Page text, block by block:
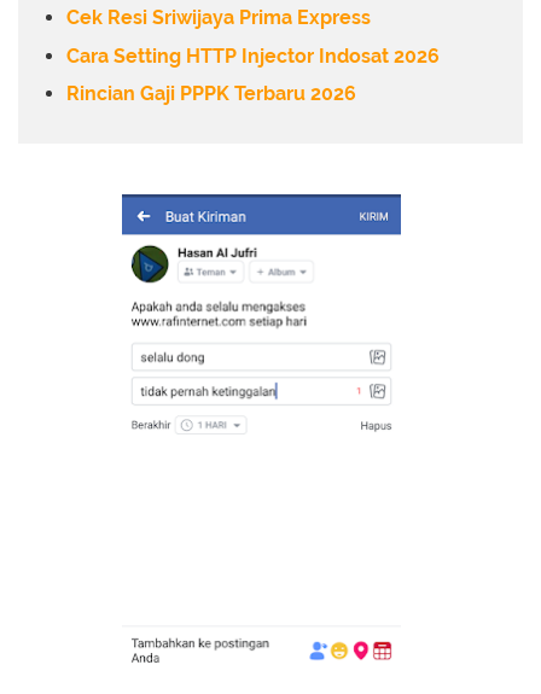
Cek Resi Sriwijaya Prima Express
Cara Setting HTTP Injector Indosat 2026
Rincian Gaji PPPK Terbaru 2026